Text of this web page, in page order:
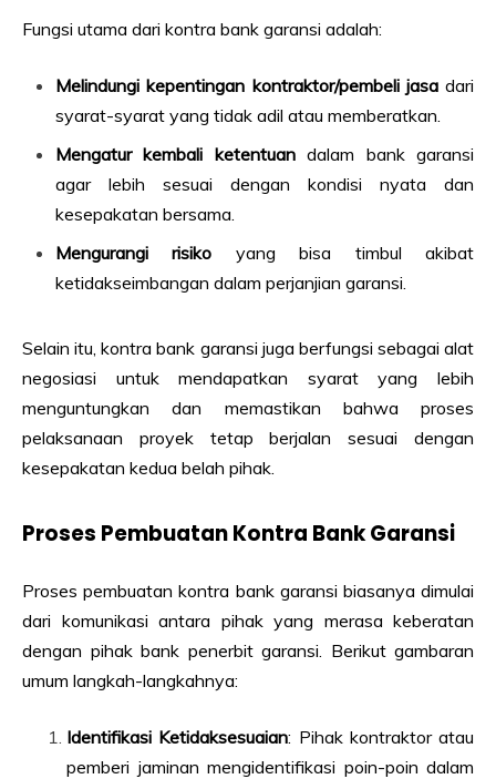
Fungsi utama dari kontra bank garansi adalah:
Melindungi kepentingan kontraktor/pembeli jasadari
syarat-syarat yang tidak adil atau memberatkan.
Mengatur kembali ketentuandalam bank garansi
agar lebih sesuai dengan kondisi nyata dan
kesepakatan bersama.
Mengurangi risiko yang bisa timbul akibat
ketidakseimbangan dalam perjanjian garansi.
Selain itu, kontra bank garansi juga berfungsi sebagai alat
negosiasi untuk mendapatkan syarat yang lebih
menguntungkan dan memastikan bahwa proses
pelaksanaan proyek tetap berjalan sesuai dengan
kesepakatan kedua belah pihak.
Proses Pembuatan Kontra Bank Garansi
Proses pembuatan kontra bank garansi biasanya dimulai
dari komunikasi antara pihak yang merasa keberatan
dengan pihak bank penerbit garansi. Berikut gambaran
umum langkah-langkahnya:
Identifikasi Ketidaksesuaian: Pihak kontraktor atau
pemberi jaminan mengidentifikasi poin-poin dalam